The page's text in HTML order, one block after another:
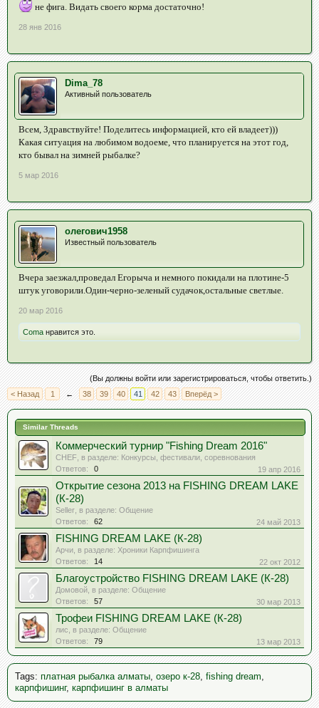
не фига. Видать своего корма достаточно!
28 янв 2016
Dima_78
Активный пользователь
Всем, Здравствуйте! Поделитесь информацией, кто ей владеет)))
Какая ситуация на любимом водоеме, что планируется на этот год,
кто бывал на зимней рыбалке?
5 мар 2016
олегович1958
Известный пользователь
Вчера заезжал,проведал Егорыча и немного покидали на плотине-5
штук уговорили.Один-черно-зеленый судачок,остальные светлые.
20 мар 2016
Coma нравится это.
(Вы должны войти или зарегистрироваться, чтобы ответить.)
< Назад
1 ← 38 39 40 41 42 43 Вперёд >
Similar Threads
Коммерческий турнир "Fishing Dream 2016"
CHEF , в разделе: Конкурсы, фестивали, соревнования
Ответов:
0 19 апр 2016
Открытие сезона 2013 на FISHING DREAM LAKE
(К-28)
Seller , в разделе: Общение
Ответов:
62 24 май 2013
FISHING DREAM LAKE (К-28)
Арчи , в разделе: Хроники Карпфишинга
Ответов:
14 22 окт 2012
Благоустройство FISHING DREAM LAKE (К-28)
Домовой , в разделе: Общение
Ответов:
57 30 мар 2013
Трофеи FISHING DREAM LAKE (К-28)
лис , в разделе: Общение
Ответов:
79 13 мар 2013
Tags: платная рыбалка алматы озеро к-28 fishing dream
карпфишинг, карпфишинг в алматы